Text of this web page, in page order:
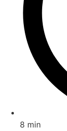
8 min